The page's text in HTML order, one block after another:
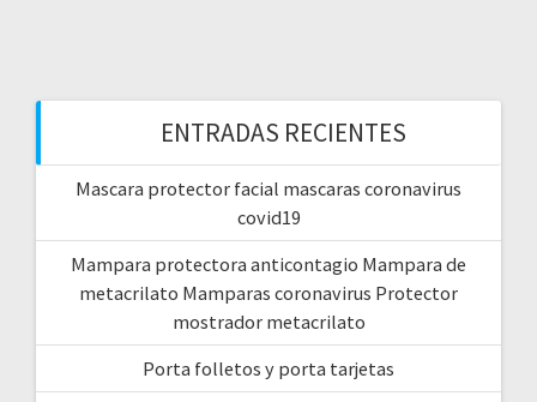
ENTRADAS RECIENTES
Mascara protector facial mascaras coronavirus
covid19
Mampara protectora anticontagio Mampara de
metacrilato Mamparas coronavirus Protector
mostrador metacrilato
Porta folletos y porta tarjetas